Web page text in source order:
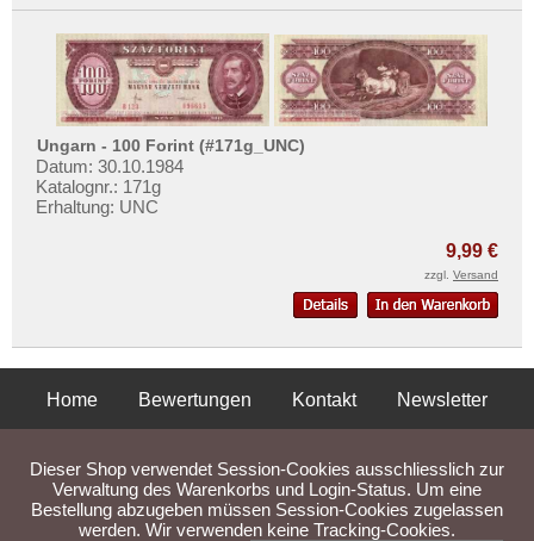
Ungarn - 100 Forint (#171g_UNC)
Datum: 30.10.1984
Katalognr.: 171g
Erhaltung: UNC
9,99 €
zzgl. Versand
Home Bewertungen Kontakt
Newsletter
Liefer- und Versandkosten
Dieser Shop verwendet Session-Cookies ausschliesslich zur
Verwaltung des Warenkorbs und Login-Status. Um eine
Bestellung abzugeben müssen Session-Cookies zugelassen
werden. Wir verwenden keine Tracking-Cookies.